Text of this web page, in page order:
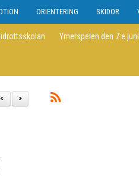
ORIENTERING SKIDOR
Ymerspelen den 7:e
>
<